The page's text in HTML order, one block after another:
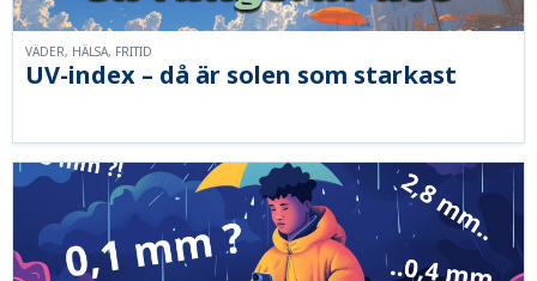
UV-index – då är solen som starkast
VÄDER, HÄLSA, FRITID